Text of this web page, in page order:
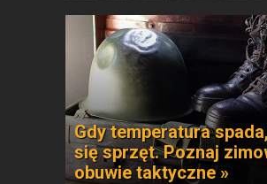
Gdy temperatura
się sprzęt. Poznaj
obuwie taktyczne »